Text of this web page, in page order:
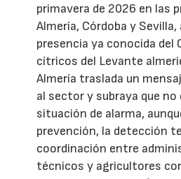
primavera de 2026 en las
Almería, Córdoba y
presencia ya conocida del
cítricos del Levante
Almería traslada un
al sector y subraya que no
situación de alarma,
prevención, la detección
coordinación entre
técnicos y agricultores